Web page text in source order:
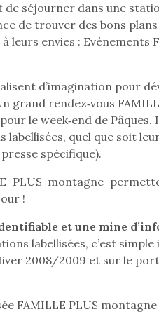
de séjourner dans une
de trouver des bons
leurs envies : Evénements
d’imagination pour
grand rendez‐vous
le week‐end de
labellisées, quel que soit
spécifique).
PLUS montagne
!
et une mine
labellisées, c’est
2008/2009 et sur le
FAMILLE PLUS